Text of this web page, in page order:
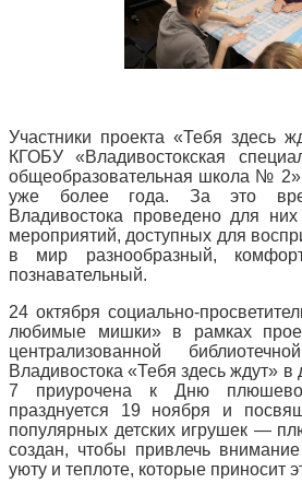
Участники проекта «Тебя здесь
КГОБУ «Владивостокская
общеобразовательная школа №
уже более года. За это
Владивостока проведено для
мероприятий, доступных для
в мир разнообразный,
познавательный.
24 октября социально-
любимые мишки» в рамках
централизованной
Владивостока «Тебя здесь ждут»
7 приурочена к Дню
празднуется 19 ноября и
популярных детских игрушек —
создан, чтобы привлечь
уюту и теплоте, которые приносит